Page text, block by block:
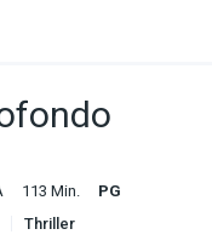
113 Min.
PG
Thriller